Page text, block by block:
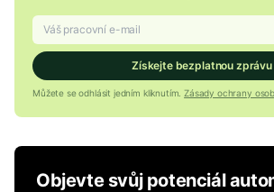
Získejte bezplatnou zprávu
Můžete se odhlásit jedním kliknutím. Zásady ochrany
Objevte svůj potenciál